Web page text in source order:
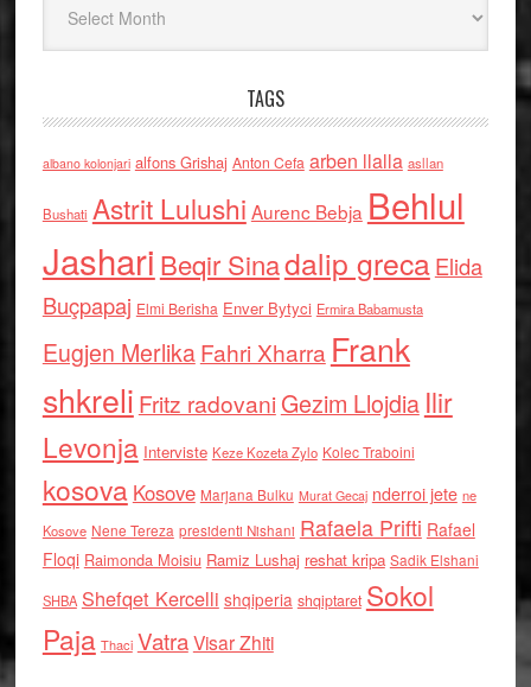
TAGS
albano kolonjari alfons Grishaj Anton Cefa arben llalla asllan
Bushati Astrit Lulushi Aurenc Bebja Behlul
Jashari Beqir Sinadalip grecaElida
Buçpapaj Elmi Berisha Enver Bytyci Ermira Babamusta
Eugjen MerlikaFahri Xharra Frank
shkreli Fritz radovaniGezim Llojdia Ilir
Levonja Interviste Keze Kozeta Zylo Kolec Traboini
kosova Kosove Marjana Bulku Murat Gecaj nderroi jete ne
Kosove Nene Tereza presidenti Nishani Rafaela Prifti Rafael
Floqi Raimonda Moisiu Ramiz Lushaj reshat kripa Sadik Elshani
SHBA Shefqet Kercelli shqiperia shqiptaret Sokol
Paja Thaci VatraVisar Zhiti